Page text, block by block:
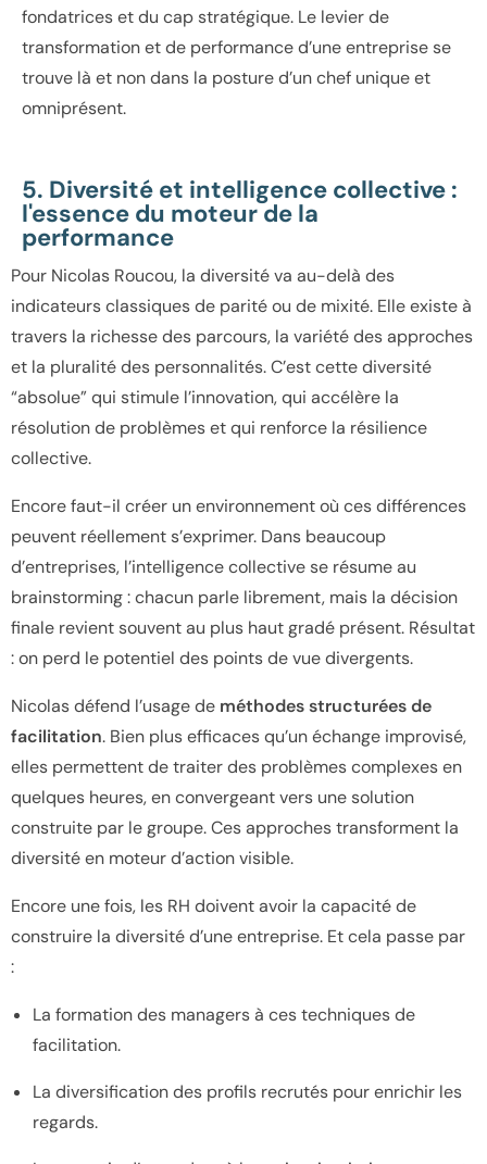
fondatrices et du cap stratégique. Le levier de
transformation et de performance d’une entreprise se
trouve là et non dans la posture d’un chef unique et
omniprésent.
5. Diversité et intelligence collective :
l'essence du moteur de la
performance
Pour Nicolas Roucou, la diversité va au-delà des
indicateurs classiques de parité ou de mixité. Elle existe à
travers la richesse des parcours, la variété des approches
et la pluralité des personnalités. C’est cette diversité
“absolue” qui stimule l’innovation, qui accélère la
résolution de problèmes et qui renforce la résilience
collective.
Encore faut-il créer un environnement où ces différences
peuvent réellement s’exprimer. Dans beaucoup
d’entreprises, l’intelligence collective se résume au
brainstorming : chacun parle librement, mais la décision
finale revient souvent au plus haut gradé présent. Résultat
: on perd le potentiel des points de vue divergents.
Nicolas défend l’usage de méthodes structurées de
facilitation. Bien plus efficaces qu’un échange improvisé,
elles permettent de traiter des problèmes complexes en
quelques heures, en convergeant vers une solution
construite par le groupe. Ces approches transforment la
diversité en moteur d’action visible.
Encore une fois, les RH doivent avoir la capacité de
construire la diversité d’une entreprise. Et cela passe par
:
La formation des managers à ces techniques de
facilitation.
La diversification des profils recrutés pour enrichir les
regards.